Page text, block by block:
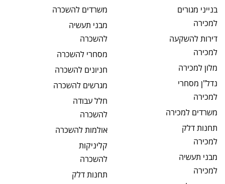
בנייני מגורים
למכירה
דירות להשקעה
למכירה
מלון למכירה
נדל"ן מסחרי
למכירה
משרדים למכירה
תחנות דלק
למכירה
מבני תעשיה
למכירה
משרדים להשכרה
מבני תעשיה
להשכרה
מסחרי להשכרה
חניונים להשכרה
מגרשים להשכרה
חלל עבודה
להשכרה
אולמותלהשכרה
קליניקות
להשכרה
תחנות דלק